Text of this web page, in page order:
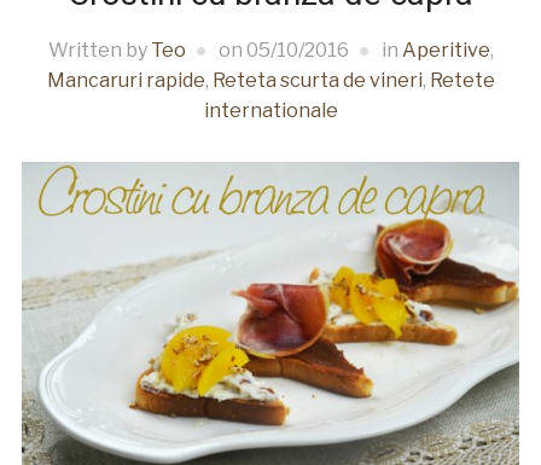
Written by Teo on 05/10/2016 in Aperitive,
Mancaruri rapide, Reteta scurta de vineri, Retete
internationale